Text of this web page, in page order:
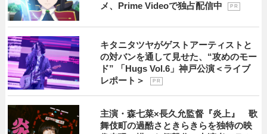
メ、Prime Videoで独占配信中
P R
キタニタツヤがゲストアーティストと
の対バンを通して見せた、“攻めのモー
ド” 「Hugs Vol.6」神戸公演＜ライブ
レポート＞
P R
主演・森七菜×長久允監督『炎上』 歌
舞伎町の過酷さときらきらを独特の映